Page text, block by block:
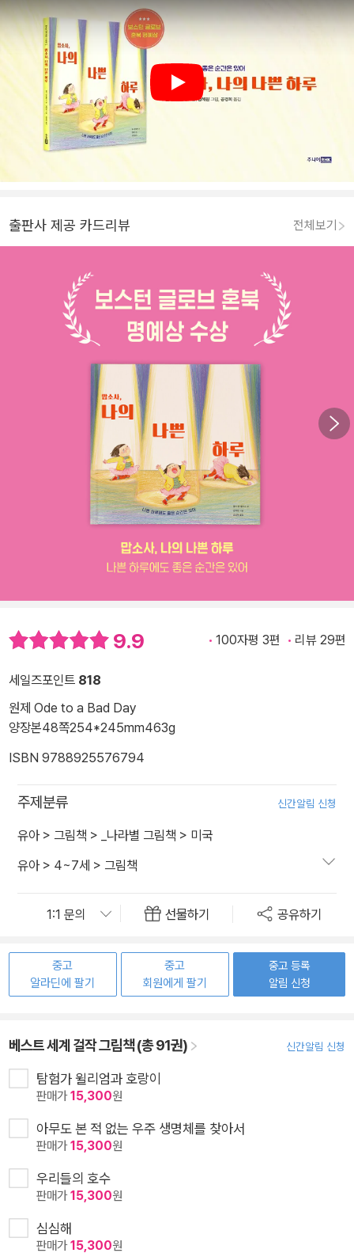
Play
출판사 제공 카드리뷰 전체보기
9.9 100자평 3편 리뷰 29편
세일즈포인트 818
원제 Ode to a Bad Day
양장본48쪽254*245mm463g
ISBN 9788925576794
주제분류 신간알림 신청
유아> 그림책 > _나라별 그림책 > 미국
유아> 4~7세 > 그림책
선물하기 공유하기
중고
알라딘에 팔기
중고
회원에게 팔기
중고 등록
알림 신청
베스트 세계 걸작 그림책 (총 91권) 신간알림 신청
탐험가 윌리엄과 호랑이
판매가15,300원
아무도 본 적 없는 우주 생명체를 찾아서
판매가15,300원
우리들의 호수
판매가15,300원
심심해
판매가15,300원